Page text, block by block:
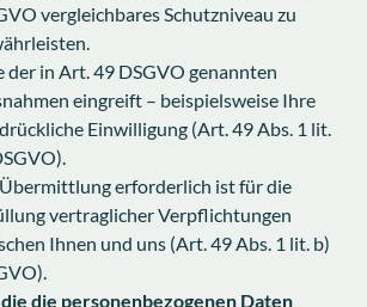
vergleichbares Schutzniveau zu
der in Art. 49 DSGVO genannten
eingreift – beispielsweise Ihre
Einwilligung (Art. 49 Abs. 1 lit.
erforderlich ist für die
vertraglicher Verpflichtungen
Ihnen und uns (Art. 49 Abs. 1 lit. b)
die personenbezogenen Daten